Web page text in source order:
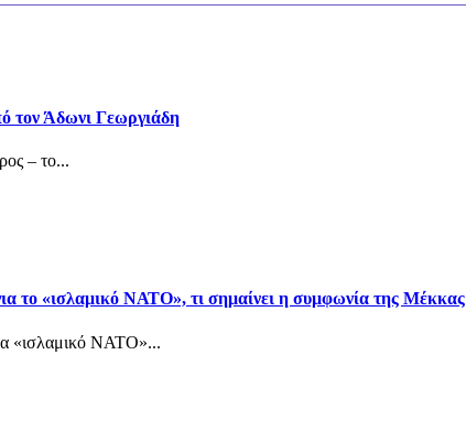
τον Άδωνι Γεωργιάδη
– το...
το «ισλαμικό ΝΑΤΟ», τι σημαίνει η συμφωνία της Μέκκας
«ισλαμικό ΝΑΤΟ»...